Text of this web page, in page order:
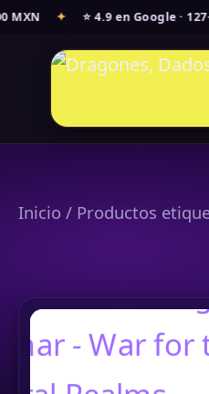
⭐ 4.9 en Google · 127+
Ir
contenido
Inicio / Productos